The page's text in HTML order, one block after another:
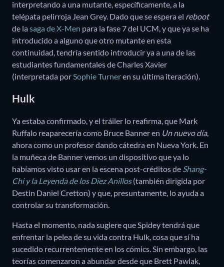
interpretando a una mutante, específicamente, a la
telépata pelirroja Jean Grey. Dado que se espera el reboot
de la saga de X-Men para la fase 7 del UCM, y que ya se ha
introducido a alguno que otro mutante en esta
continuidad, tendría sentido introducir ya a una de las
estudiantes fundamentales de Charles Xavier
(interpretada por Sophie Turneren su última iteración).
Hulk
Ya estaba confirmado, y el tráiler lo reafirma, que Mark
Ruffalo reaparecería como Bruce Banner en Un nuevo día,
ahora como un profesor dando cátedra en Nueva York. En
la muñeca de Banner vemos un dispositivo que ya lo
habíamos visto usar en la escena post-créditos de Shang-
Chi y la Leyenda de los Diez Anillos(también dirigida por
Destin Daniel Cretton) y que, presuntamente, lo ayuda a
controlar su transformación.
Hasta el momento, nada sugiere que Spidey tendrá que
enfrentar la pelea de su vida contra Hulk, cosa que sí ha
sucedido recurrentemente en los cómics. Sin embargo, las
teorías comenzaron a abundar desde que Brett Pawlak,